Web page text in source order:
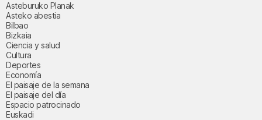
Asteburuko Planak
Asteko abestia
Bilbao
Bizkaia
Ciencia y salud
Cultura
Deportes
Economía
El paisaje de la semana
El paisaje del día
Espacio patrocinado
Euskadi